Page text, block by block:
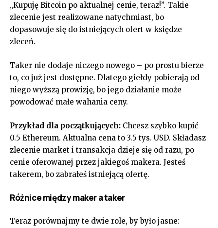
„Kupuję Bitcoin po aktualnej cenie, teraz!”. Takie
zlecenie jest realizowane natychmiast, bo
dopasowuje się do istniejących ofert w księdze
zleceń.
Taker nie dodaje niczego nowego – po prostu bierze
to, co już jest dostępne. Dlatego giełdy pobierają od
niego wyższą prowizję, bo jego działanie może
powodować małe wahania ceny.
Przykład dla początkujących: Chcesz szybko kupić
0.5 Ethereum. Aktualna cena to 3.5 tys. USD. Składasz
zlecenie market i transakcja dzieje się od razu, po
cenie oferowanej przez jakiegoś makera. Jesteś
takerem, bo zabrałeś istniejącą ofertę.
Różnice między maker a taker
Teraz porównajmy te dwie role, by było jasne: